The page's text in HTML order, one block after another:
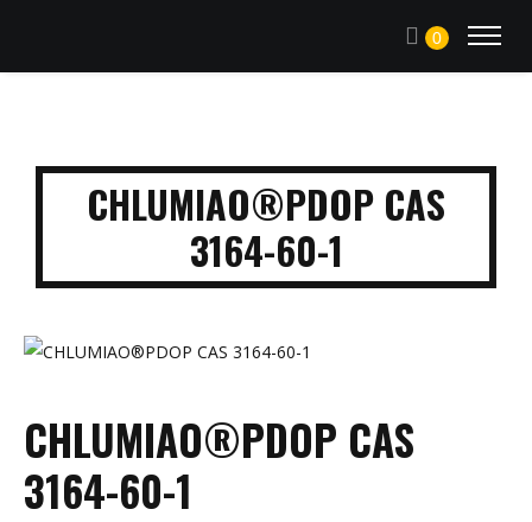
0
CHLUMIAO®PDOP CAS
3164-60-1
CHLUMIAO®PDOP CAS
3164-60-1